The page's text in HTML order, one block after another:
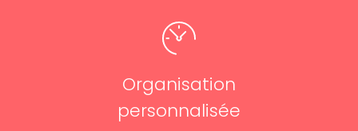
Organisation
personnalisée